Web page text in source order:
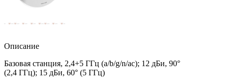
Описание
Базовая станция, 2,4+5 ГГц (a/b/g/n/ac); 12 дБи, 90°
(2,4 ГГц); 15 дБи, 60° (5 ГГц)